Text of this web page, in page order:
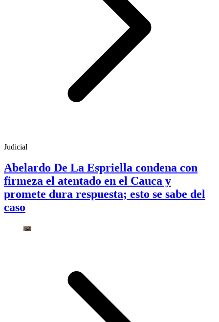
Judicial
Abelardo De La Espriella condena con
firmeza el atentado en el Cauca y
promete dura respuesta; esto se sabe del
caso